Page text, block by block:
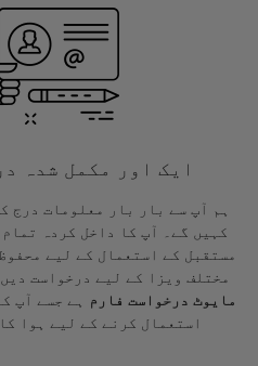
ایک اور مکمل شدہ
ہم آپ سے بار بار معلومات درج
کہیں گے۔ آپ کا داخل کردہ
مستقبل کے استعمال کے لیے
مختلف ویزا کے لیے درخواست
مایوٹ درخواست فارم
ہے جسے آپ
استعمال کرنے کے لیے ہوا